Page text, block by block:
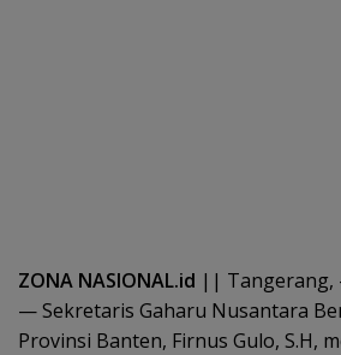
ZONA NASIONAL.id || Tangerang,
— Sekretaris Gaharu Nusantara
Provinsi Banten, Firnus Gulo, S.H,